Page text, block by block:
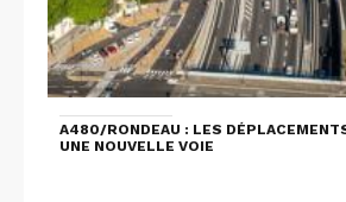
A480/RONDEAU : LES
UNE NOUVELLE VOIE